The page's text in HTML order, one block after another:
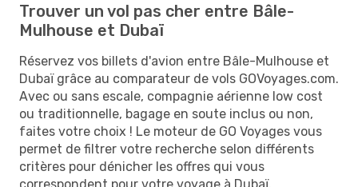
Trouver un vol pas cher entre Bâle-
Mulhouse et Dubaï
Réservez vos billets d'avion entre Bâle-Mulhouse et
Dubaï grâce au comparateur de vols GOVoyages.com.
Avec ou sans escale, compagnie aérienne low cost
ou traditionnelle, bagage en soute inclus ou non,
faites votre choix ! Le moteur de GO Voyages vous
permet de filtrer votre recherche selon différents
critères pour dénicher les offres qui vous